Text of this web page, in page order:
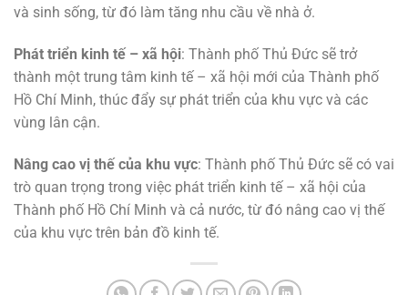
và sinh sống, từ đó làm tăng nhu cầu về nhà ở.
Phát triển kinh tế – xã hội: Thành phố Thủ Đức sẽ trở
thành một trung tâm kinh tế – xã hội mới của Thành phố
Hồ Chí Minh, thúc đẩy sự phát triển của khu vực và các
vùng lân cận.
Nâng cao vị thế của khu vực: Thành phố Thủ Đức sẽ có vai
trò quan trọng trong việc phát triển kinh tế – xã hội của
Thành phố Hồ Chí Minh và cả nước, từ đó nâng cao vị thế
của khu vực trên bản đồ kinh tế.